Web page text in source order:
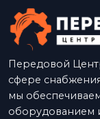
Передовой
сфере
мы
оборудованием